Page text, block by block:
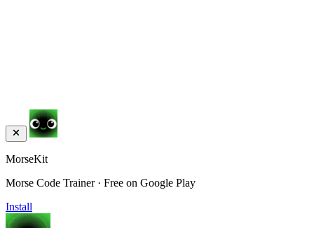
MorseKit
Morse Code Trainer · Free on Google Play
Install